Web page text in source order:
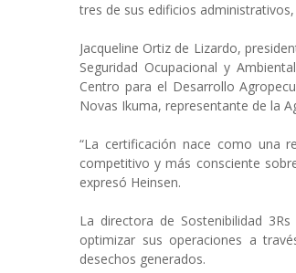
tres de sus edificios
Jacqueline Ortiz de Lizardo,
Seguridad Ocupacional y
Centro para el Desarrollo
Novas Ikuma, representante de la
“La certificación nace como una
competitivo y más consciente
expresó Heinsen.
La directora de Sostenibilidad
optimizar sus operaciones a
desechos generados.